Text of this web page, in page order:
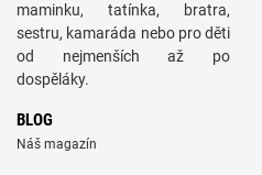
maminku, tatínka, bratra,
sestru, kamaráda nebo pro děti
od nejmenších až po
dospěláky.
BLOG
Náš magazín